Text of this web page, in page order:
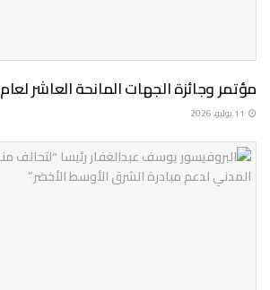
مؤتمر وجائزة الجهات المانحة العاشر لعام ٢٠٢٦م